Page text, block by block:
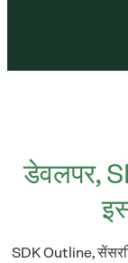
डेवलपर,
SDK Outline,